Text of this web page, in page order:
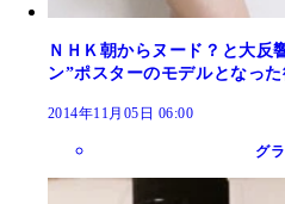
ＮＨＫ朝からヌード？と大反
ン”ポスターのモデルとなった
2014年11月05日 06:00
グ